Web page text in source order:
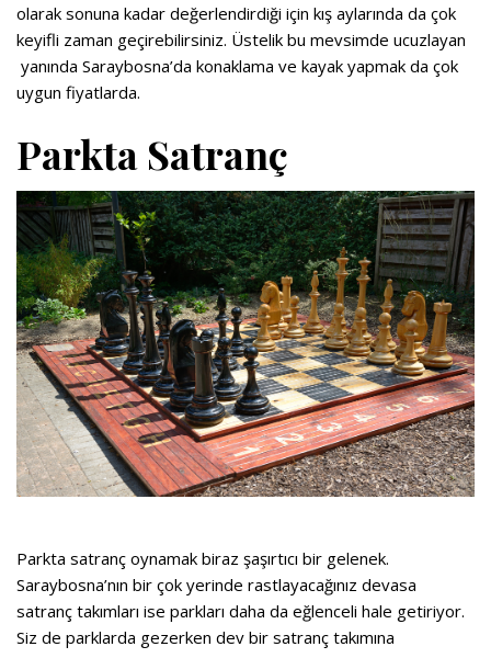
olarak sonuna kadar değerlendirdiği için kış aylarında da çok
keyifli zaman geçirebilirsiniz. Üstelik bu mevsimde ucuzlayan
yanında Saraybosna’da konaklama ve kayak yapmak da çok
uygun fiyatlarda.
Parkta Satranç
Parkta satranç oynamak biraz şaşırtıcı bir gelenek.
Saraybosna’nın bir çok yerinde rastlayacağınız devasa
satranç takımları ise parkları daha da eğlenceli hale getiriyor.
Siz de parklarda gezerken dev bir satranç takımına